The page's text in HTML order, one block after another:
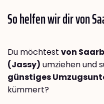
So helfen wir dir von
Du möchtest von
(Jassy) umziehen und
günstiges
kümmert?